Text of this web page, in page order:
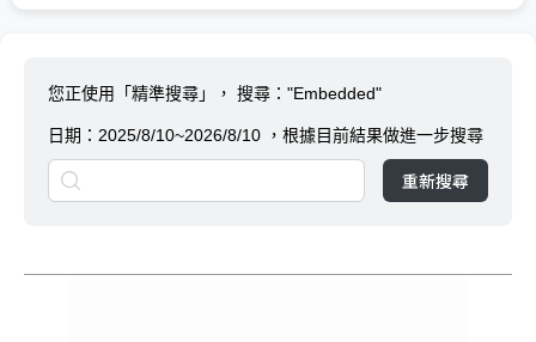
您正使用「精準搜尋」， 搜尋："Embedded"
日期： 2025/8/10~2026/8/10 ，根據目前結果做進一步搜尋
重新搜尋